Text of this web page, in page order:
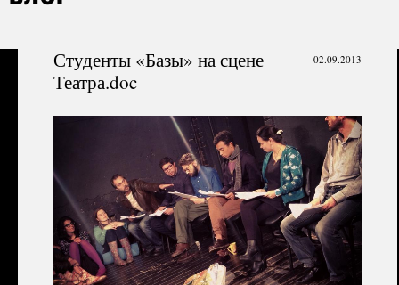
02.09.2013
Студенты «Базы» на сцене
Театра.doc